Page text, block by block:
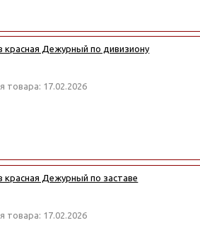
красная Дежурный по дивизиону
товара: 17.02.2026
красная Дежурный по заставе
товара: 17.02.2026